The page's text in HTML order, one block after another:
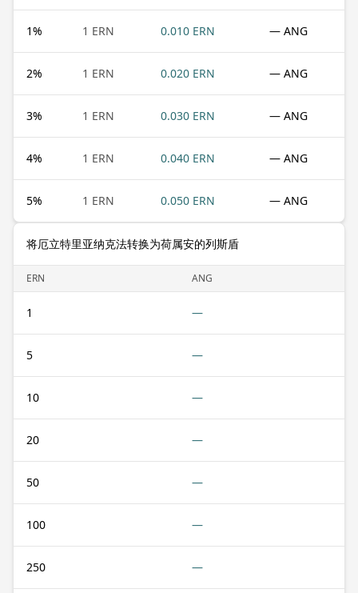
1% 1 ERN 0.010 ERN — ANG
2% 1 ERN 0.020 ERN — ANG
3% 1 ERN 0.030 ERN — ANG
4% 1 ERN 0.040 ERN — ANG
5% 1 ERN 0.050 ERN — ANG
将厄立特里亚纳克法转换为荷属安的列斯盾
ERN ANG
1 —
5 —
10 —
20 —
50 —
100 —
250 —